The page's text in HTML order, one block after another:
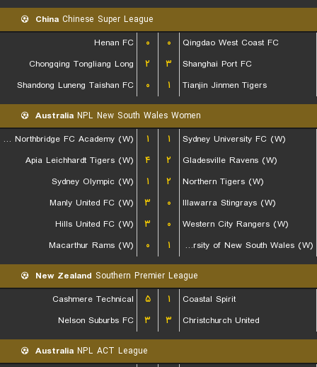
China Chinese Super League
Henan FC
۰ ۰
Qingdao West Coast FC
Chongqing Tongliang Long
۲ ۳
Shanghai Port FC
Shandong Luneng Taishan FC
۰ ۱ Tianjin Jinmen Tigers
Australia NPL New South Wales Women
Bulls Northbridge FC Academy (W)
۱ ۱
Sydney University FC (W)
Apia Leichhardt Tigers (W)
۴ ۲
Gladesville Ravens (W)
Sydney Olympic (W)
۱ ۲
Northern Tigers (W)
Manly United FC (W)
۳ ۰
Illawarra Stingrays (W)
Hills United FC (W)
۳ ۰
Western City Rangers (W)
Macarthur Rams (W)
۰ ۱ University of New South Wales (W)
New Zealand Southern Premier League
Cashmere Technical
۵ ۱
Coastal Spirit
Nelson Suburbs FC
۳ ۳ Christchurch United
Australia NPL ACT League